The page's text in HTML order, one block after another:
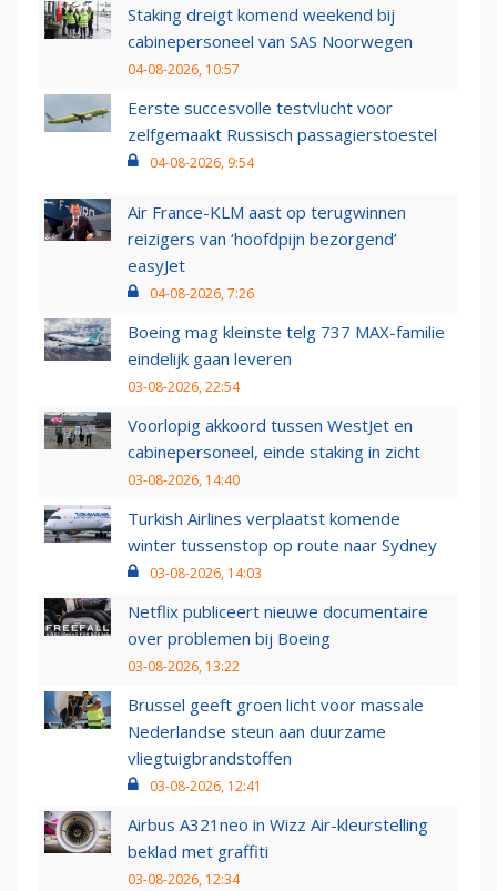
Staking dreigt komend weekend bij
cabinepersoneel van SAS Noorwegen
04-08-2026, 10:57
Eerste succesvolle testvlucht voor
zelfgemaakt Russisch passagierstoestel
04-08-2026, 9:54
Air France-KLM aast op terugwinnen
reizigers van ‘hoofdpijn bezorgend’
easyJet
04-08-2026, 7:26
Boeing mag kleinste telg 737 MAX-familie
eindelijk gaan leveren
03-08-2026, 22:54
Voorlopig akkoord tussen WestJet en
cabinepersoneel, einde staking in zicht
03-08-2026, 14:40
Turkish Airlines verplaatst komende
winter tussenstop op route naar Sydney
03-08-2026, 14:03
Netflix publiceert nieuwe documentaire
over problemen bij Boeing
03-08-2026, 13:22
Brussel geeft groen licht voor massale
Nederlandse steun aan duurzame
vliegtuigbrandstoffen
03-08-2026, 12:41
Airbus A321neo in Wizz Air-kleurstelling
beklad met graffiti
03-08-2026, 12:34